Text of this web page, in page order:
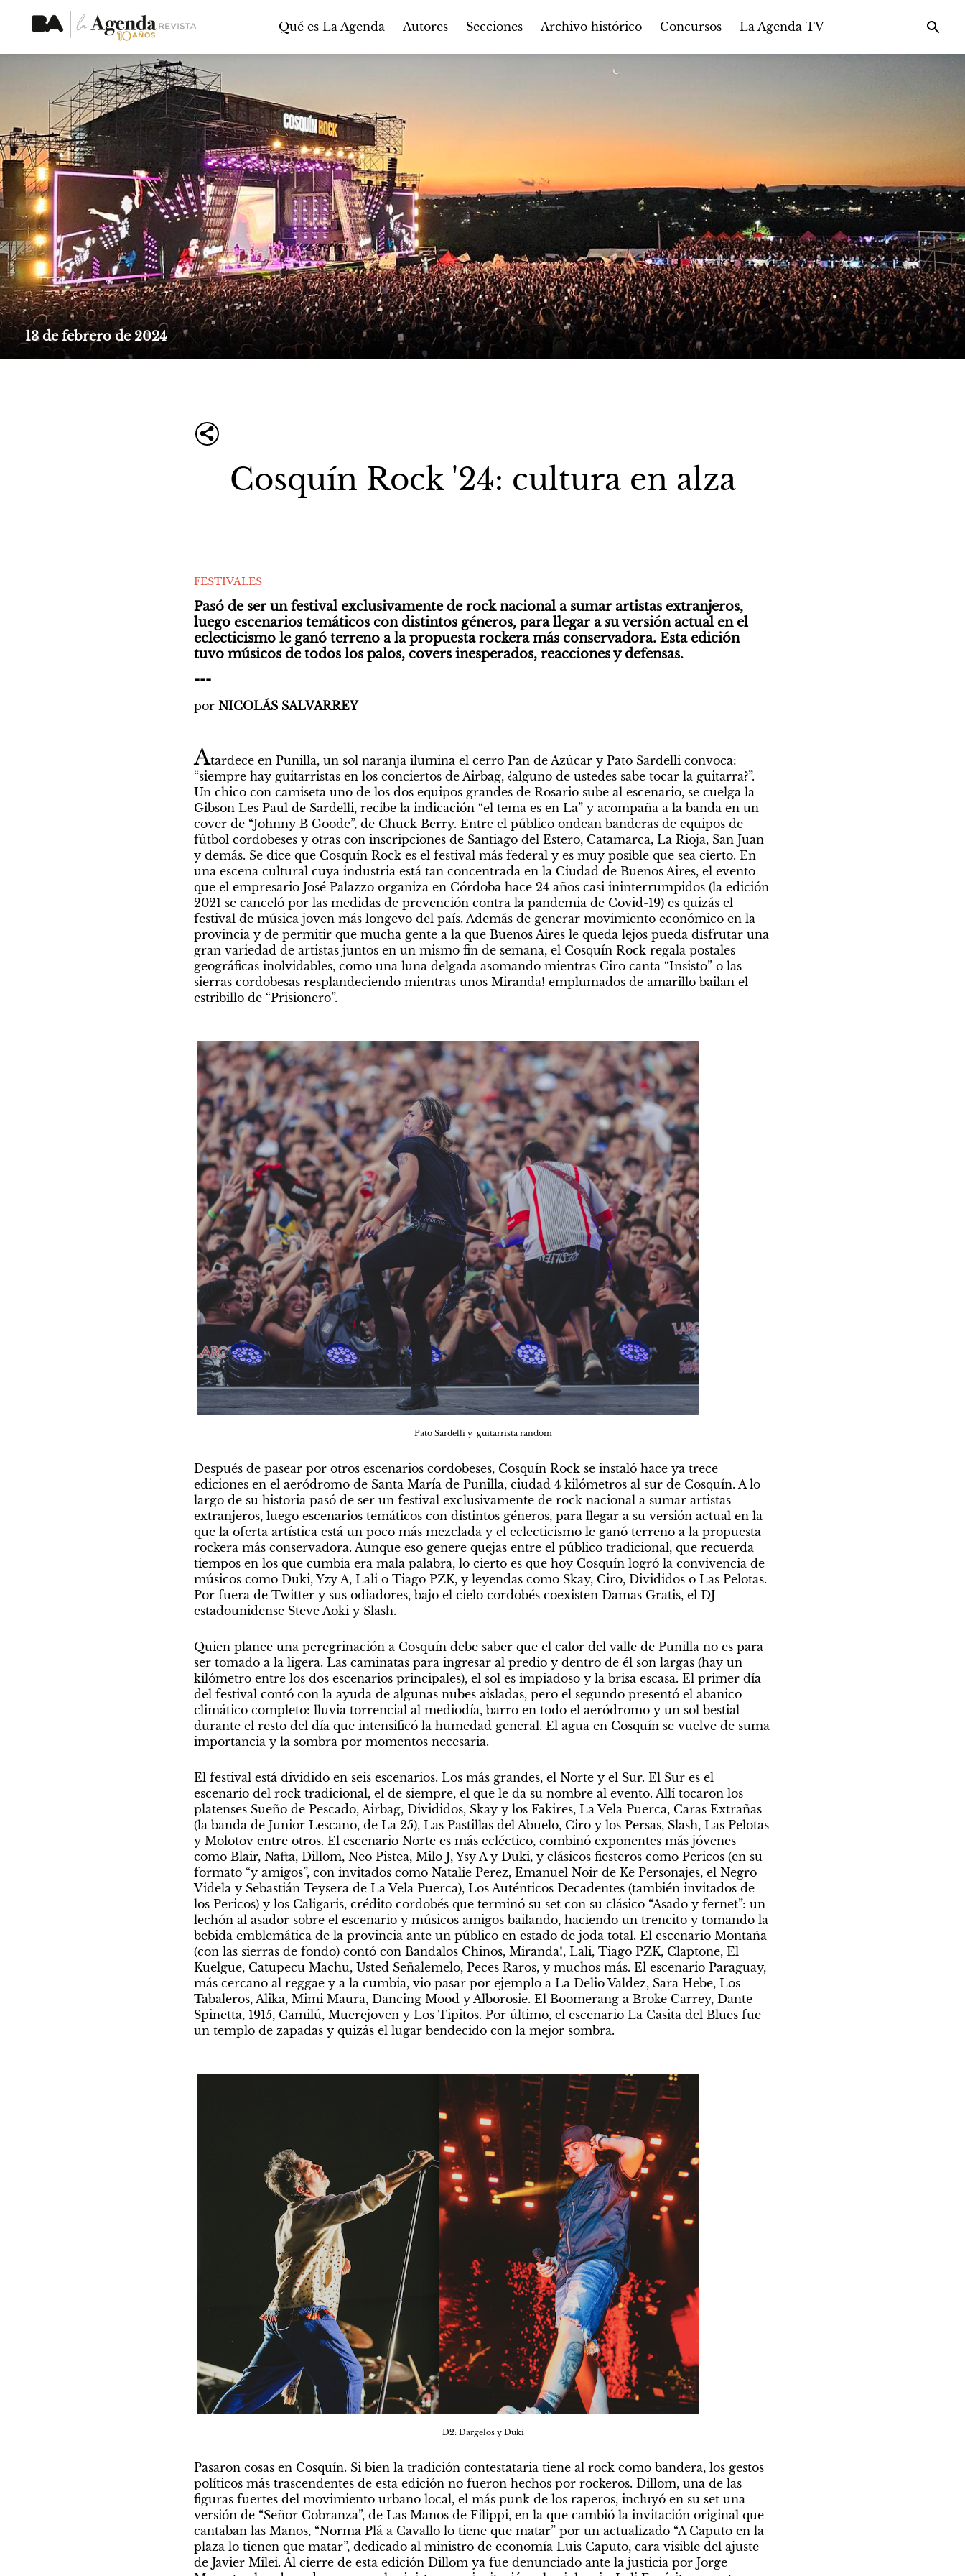
Qué es La Agenda Autores Secciones Archivo histórico Concursos La Agenda TV
13 de febrero de 2024
Cosquín Rock '24: cultura en alza
FESTIVALES
Pasó de ser un festival exclusivamente de rock nacional a sumar artistas extranjeros,
luego escenarios temáticos con distintos géneros, para llegar a su versión actual en el
eclecticismo le ganó terreno a la propuesta rockera más conservadora. Esta edición
tuvo músicos de todos los palos, covers inesperados, reacciones y defensas.
---
por NICOLÁS SALVARREY
Atardece en Punilla, un sol naranja ilumina el cerro Pan de Azúcar y Pato Sardelli convoca:
“siempre hay guitarristas en los conciertos de Airbag, ¿alguno de ustedes sabe tocar la guitarra?”.
Un chico con camiseta uno de los dos equipos grandes de Rosario sube al escenario, se cuelga la
Gibson Les Paul de Sardelli, recibe la indicación “el tema es en La” y acompaña a la banda en un
cover de “Johnny B Goode”, de Chuck Berry. Entre el público ondean banderas de equipos de
fútbol cordobeses y otras con inscripciones de Santiago del Estero, Catamarca, La Rioja, San Juan
y demás. Se dice que Cosquín Rock es el festival más federal y es muy posible que sea cierto. En
una escena cultural cuya industria está tan concentrada en la Ciudad de Buenos Aires, el evento
que el empresario José Palazzo organiza en Córdoba hace 24 años casi ininterrumpidos (la edición
2021 se canceló por las medidas de prevención contra la pandemia de Covid-19) es quizás el
festival de música joven más longevo del país. Además de generar movimiento económico en la
provincia y de permitir que mucha gente a la que Buenos Aires le queda lejos pueda disfrutar una
gran variedad de artistas juntos en un mismo fin de semana, el Cosquín Rock regala postales
geográficas inolvidables, como una luna delgada asomando mientras Ciro canta “Insisto” o las
sierras cordobesas resplandeciendo mientras unos Miranda! emplumados de amarillo bailan el
estribillo de “Prisionero”.
Pato Sardelli y  guitarrista random
Después de pasear por otros escenarios cordobeses, Cosquín Rock se instaló hace ya trece
ediciones en el aeródromo de Santa María de Punilla, ciudad 4 kilómetros al sur de Cosquín. A lo
largo de su historia pasó de ser un festival exclusivamente de rock nacional a sumar artistas
extranjeros, luego escenarios temáticos con distintos géneros, para llegar a su versión actual en la
que la oferta artística está un poco más mezclada y el eclecticismo le ganó terreno a la propuesta
rockera más conservadora. Aunque eso genere quejas entre el público tradicional, que recuerda
tiempos en los que cumbia era mala palabra, lo cierto es que hoy Cosquín logró la convivencia de
músicos como Duki, Yzy A, Lali o Tiago PZK, y leyendas como Skay, Ciro, Divididos o Las Pelotas.
Por fuera de Twitter y sus odiadores, bajo el cielo cordobés coexisten Damas Gratis, el DJ
estadounidense Steve Aoki y Slash.
Quien planee una peregrinación a Cosquín debe saber que el calor del valle de Punilla no es para
ser tomado a la ligera. Las caminatas para ingresar al predio y dentro de él son largas (hay un
kilómetro entre los dos escenarios principales), el sol es impiadoso y la brisa escasa. El primer día
del festival contó con la ayuda de algunas nubes aisladas, pero el segundo presentó el abanico
climático completo: lluvia torrencial al mediodía, barro en todo el aeródromo y un sol bestial
durante el resto del día que intensificó la humedad general. El agua en Cosquín se vuelve de suma
importancia y la sombra por momentos necesaria.
El festival está dividido en seis escenarios. Los más grandes, el Norte y el Sur. El Sur es el
escenario del rock tradicional, el de siempre, el que le da su nombre al evento. Allí tocaron los
platenses Sueño de Pescado, Airbag, Divididos, Skay y los Fakires, La Vela Puerca, Caras Extrañas
(la banda de Junior Lescano, de La 25), Las Pastillas del Abuelo, Ciro y los Persas, Slash, Las Pelotas
y Molotov entre otros. El escenario Norte es más ecléctico, combinó exponentes más jóvenes
como Blair, Nafta, Dillom, Neo Pistea, Milo J, Ysy A y Duki, y clásicos fiesteros como Pericos (en su
formato “y amigos”, con invitados como Natalie Perez, Emanuel Noir de Ke Personajes, el Negro
Videla y Sebastián Teysera de La Vela Puerca), Los Auténticos Decadentes (también invitados de
los Pericos) y los Caligaris, crédito cordobés que terminó su set con su clásico “Asado y fernet”: un
lechón al asador sobre el escenario y músicos amigos bailando, haciendo un trencito y tomando la
bebida emblemática de la provincia ante un público en estado de joda total. El escenario Montaña
(con las sierras de fondo) contó con Bandalos Chinos, Miranda!, Lali, Tiago PZK, Claptone, El
Kuelgue, Catupecu Machu, Usted Señalemelo, Peces Raros, y muchos más. El escenario Paraguay,
más cercano al reggae y a la cumbia, vio pasar por ejemplo a La Delio Valdez, Sara Hebe, Los
Tabaleros, Alika, Mimi Maura, Dancing Mood y Alborosie. El Boomerang a Broke Carrey, Dante
Spinetta, 1915, Camilú, Muerejoven y Los Tipitos. Por último, el escenario La Casita del Blues fue
un templo de zapadas y quizás el lugar bendecido con la mejor sombra.
D2: Dargelos y Duki
Pasaron cosas en Cosquín. Si bien la tradición contestataria tiene al rock como bandera, los gestos
políticos más trascendentes de esta edición no fueron hechos por rockeros. Dillom, una de las
figuras fuertes del movimiento urbano local, el más punk de los raperos, incluyó en su set una
versión de “Señor Cobranza”, de Las Manos de Filippi, en la que cambió la invitación original que
cantaban las Manos, “Norma Plá a Cavallo lo tiene que matar” por un actualizado “A Caputo en la
plaza lo tienen que matar”, dedicado al ministro de economía Luis Caputo, cara visible del ajuste
de Javier Milei. Al cierre de esta edición Dillom ya fue denunciado ante la justicia por Jorge